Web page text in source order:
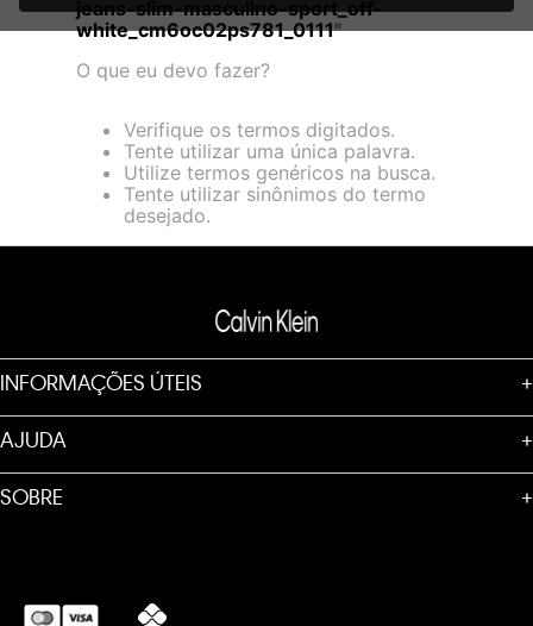
nosso Aviso de Privacidade. Quando você visita nosso site,
consideraremos isso como sua solicitação específica para
fornecer a você toda a funcionalidade do site, incluindo,
entre outros, a capacidade de comprar um item em nossa
Cookies acesse o link.
jeans-slim-masculino-sport_off-
white_cm6oc02ps781_0111"
O que eu devo fazer?
Verifique os termos digitados.
Tente utilizar uma única palavra.
Utilize termos genéricos na busca.
Tente utilizar sinônimos do termo
desejado.
INFORMAÇÕES ÚTEIS +
AJUDA +
SOBRE +